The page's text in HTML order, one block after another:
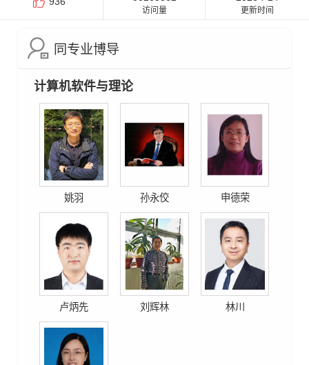
访问量 更新时间
同专业博导
计算机软件与理论
姚羽 孙永佼 申德荣
卢炳先 刘辉林 林川